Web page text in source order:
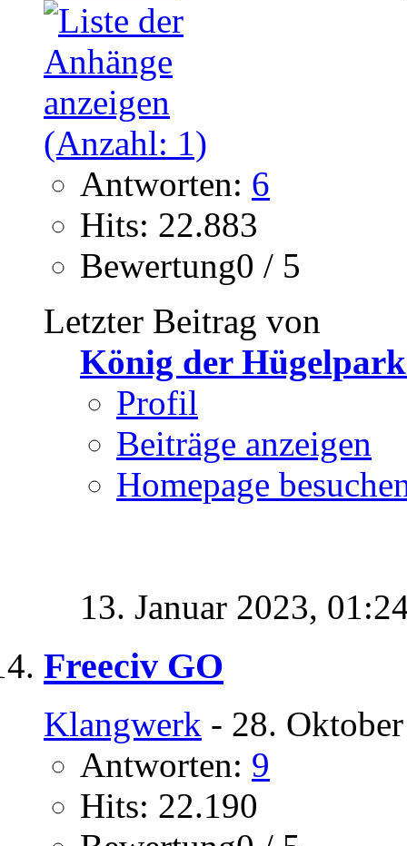
Antworten: 6
Hits: 22.883
Bewertung0 / 5
Letzter Beitrag von
König der
Profil
Beiträge anzeigen
Homepage
13. Januar 2023,
Freeciv GO
Klangwerk - 28.
Antworten: 9
Hits: 22.190